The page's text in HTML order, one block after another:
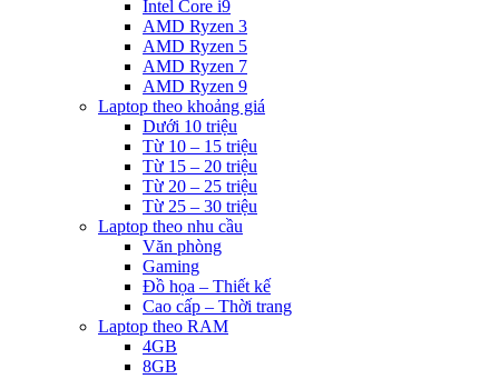
Intel Core i9
AMD Ryzen 3
AMD Ryzen 5
AMD Ryzen 7
AMD Ryzen 9
Laptop theo khoảng giá
Dưới 10 triệu
Từ 10 – 15 triệu
Từ 15 – 20 triệu
Từ 20 – 25 triệu
Từ 25 – 30 triệu
Laptop theo nhu cầu
Văn phòng
Gaming
Đồ họa – Thiết kế
Cao cấp – Thời trang
Laptop theo RAM
4GB
8GB